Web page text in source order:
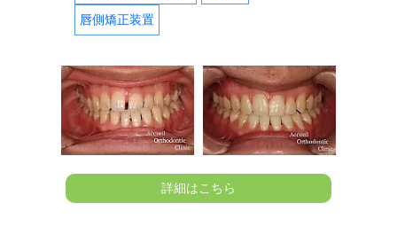
唇側矯正装置
詳細はこちら